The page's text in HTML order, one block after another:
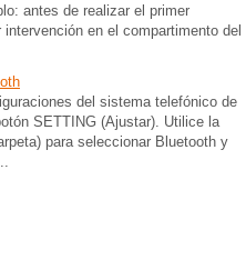
antes de realizar el primer
en el compartimento del
del sistema telefónico de
SETTING (Ajustar). Utilice la
para seleccionar Bluetooth y